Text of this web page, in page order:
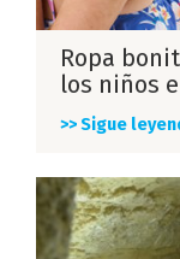
Ropa
los niños
>> Sigue